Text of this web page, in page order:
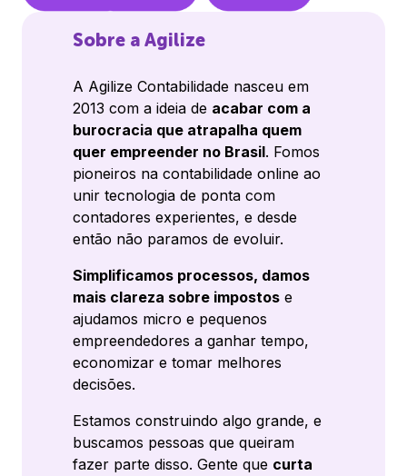
Sobre a Agilize
A Agilize Contabilidade nasceu em
2013 com a ideia de acabar com a
burocracia que atrapalha quem
quer empreender no Brasil. Fomos
pioneiros na contabilidade online ao
unir tecnologia de ponta com
contadores experientes, e desde
então não paramos de evoluir.
Simplificamos processos, damos
mais clareza sobre impostos e
ajudamos micro e pequenos
empreendedores a ganhar tempo,
economizar e tomar melhores
decisões.
Estamos construindo algo grande, e
buscamos pessoas que queiram
fazer parte disso. Gente que curta